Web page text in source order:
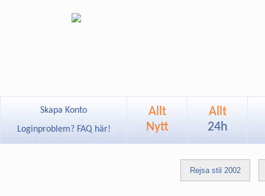
Skapa Konto
Loginproblem? FAQ här!
Allt
Nytt
Allt
24h
Rejsa stil 2002